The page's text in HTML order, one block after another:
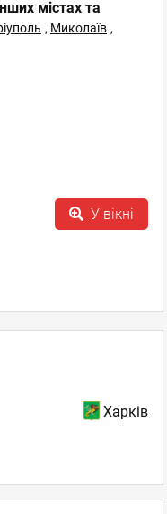
містах та
, Миколаїв ,
У вікні
Харків